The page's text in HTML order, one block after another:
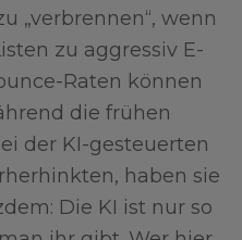
„verbrennen“, wenn
zu aggressiv E-
Raten können
die frühen
der KI-gesteuerten
haben sie
Die KI ist nur so